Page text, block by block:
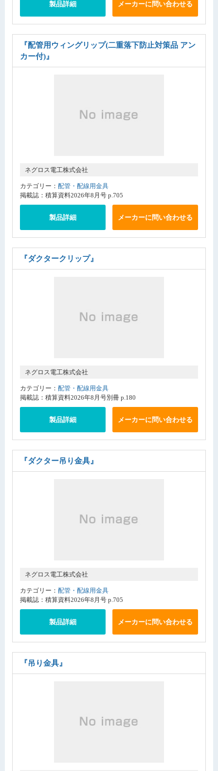
製品詳細 メーカーに問い合わせる
『配管用ウィングリップ(二重落下防止対策品 アン
カー付)』
ネグロス電工株式会社
カテゴリー： 配管・配線用金具
掲載誌：積算資料2026年8月号 p.705
製品詳細 メーカーに問い合わせる
『ダクタークリップ』
ネグロス電工株式会社
カテゴリー： 配管・配線用金具
掲載誌：積算資料2026年8月号別冊 p.180
製品詳細 メーカーに問い合わせる
『ダクター吊り金具』
ネグロス電工株式会社
カテゴリー： 配管・配線用金具
掲載誌：積算資料2026年8月号 p.705
製品詳細 メーカーに問い合わせる
『吊り金具』